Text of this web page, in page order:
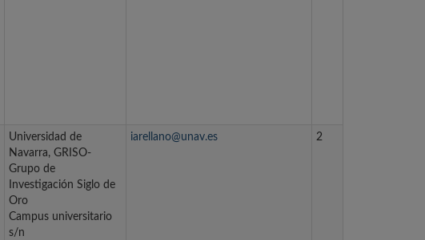
Universidad de
Navarra, GRISO-
Grupo de
Investigación Siglo de
Oro
Campus universitario
s/n
iarellano@unav.es 2